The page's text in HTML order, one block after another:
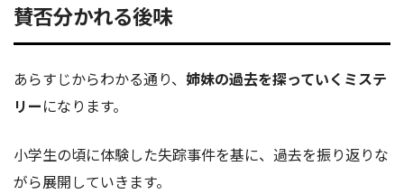
賛否分かれる後味
あらすじからわかる通り、 姉妹の過去を探っていくミステ
リーになります。
小学生の頃に体験した失踪事件を基に、過去を振り返りな
がら展開していきます。